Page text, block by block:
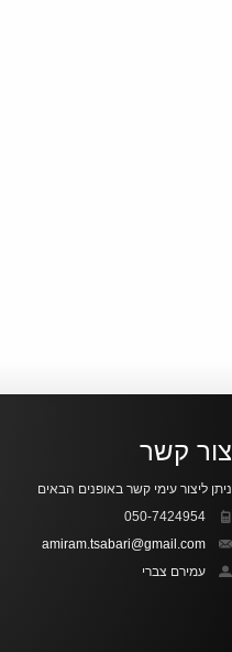
צור קשר
ניתן ליצור עימי קשר באופנים הבאים
050-7424954
amiram.tsabari@gmail.com
עמירם צברי